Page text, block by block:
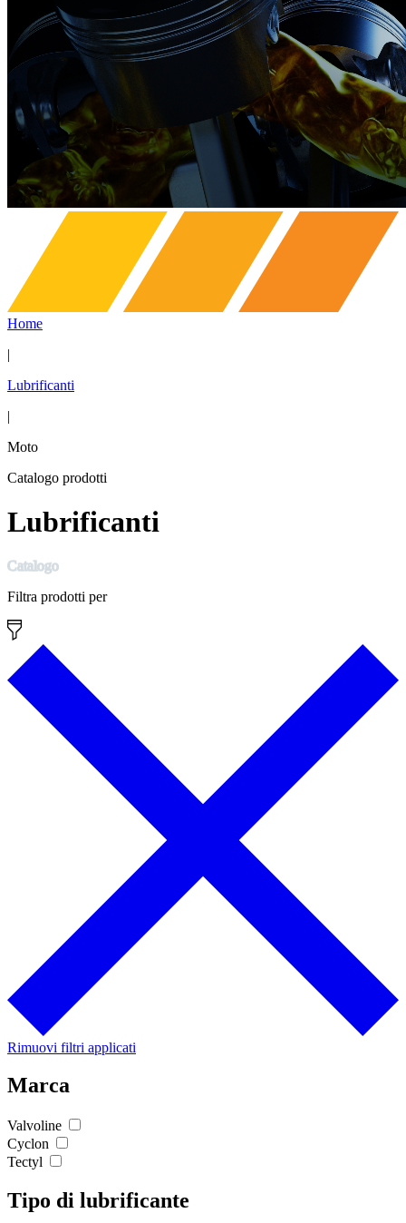
Home
|
Lubrificanti
|
Moto
Catalogo prodotti
Lubrificanti
Catalogo
Filtra prodotti per
Rimuovi filtri applicati
Marca
Valvoline
Cyclon
Tectyl
Tipo di lubrificante